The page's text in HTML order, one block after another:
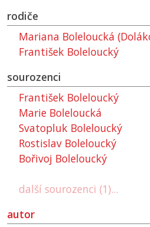
rodiče
Mariana Boleloucká
František Boleloucký
sourozenci
František Boleloucký
Marie Boleloucká
Svatopluk Boleloucký
Rostislav Boleloucký
Bořivoj Boleloucký
další sourozenci (1)...
autor